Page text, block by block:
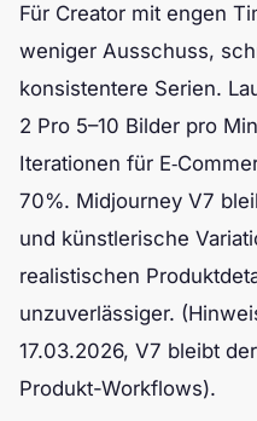
Für Creator mit engen
weniger Ausschuss,
konsistentere Serien.
2 Pro 5–10 Bilder pro
Iterationen für
70%. Midjourney V7
und künstlerische
realistischen
unzuverlässiger.
17.03.2026, V7 bleibt
Produkt-Workflows).